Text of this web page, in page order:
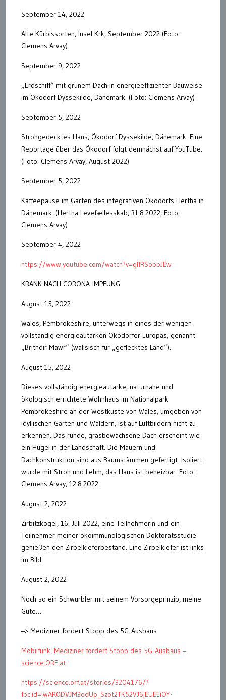
September 14, 2022
Alte Kürbissorten, Insel Krk, September 2022 (Foto:
Clemens Arvay)
September 9, 2022
„Erdschiff“ mit grünem Dach in energieeffizienter Bauweise
im Ökodorf Dyssekilde, Dänemark. (Foto: Clemens Arvay)
September 5, 2022
Strohgedecktes Haus, Ökodorf Dyssekilde, Dänemark. Eine
Reportage über das Ökodorf folgt demnächst auf YouTube.
(Foto: Clemens Arvay, August 2022)
September 5, 2022
Kaffeepause im Garten des integrativen Ökodorfs Hertha in
Dänemark. (Hertha Levefællesskab, 31.8.2022, Foto:
Clemens Arvay).
September 4, 2022
https://www.youtube.com/watch?v=gIfRSobbJEw
KRANK NACH CORONA-IMPFUNG
August 15, 2022
Wales, Pembrokeshire, unterwegs in eines der wenigen
vollständig energieautarken Ökodörfer Europas, genannt
„Brithdir Mawr“ (walisisch für „geflecktes Land“).
August 15, 2022
Dieses vollständig energieautarke, naturnahe und
ökologisch errichtete Wohnhaus im Nationalpark
Pembrokeshire an der Westküste von Wales, umgeben von
idyllischen Gärten und Wäldern, ist auf Luftbildern nicht zu
erkennen. Das runde, grasbewachsene Dach erscheint wie
ein Hügel in der Landschaft. Die Mauern und
Dachkonstruktion sind aus Baumstämmen gefertigt. Isoliert
wurde mit Stroh und Lehm, das Haus ist beheizbar. Foto:
Clemens Arvay, 12.8.2022.
August 2, 2022
Zirbitzkogel, 16. Juli 2022, eine Teilnehmerin und ein
Teilnehmer meiner ökoimmunologischen Doktoratsstudie
genießen den Zirbelkieferbestand. Eine Zirbelkiefer ist links
im Bild.
August 2, 2022
Noch so ein Schwurbler mit seinem Vorsorgeprinzip, meine
Güte…
–> Mediziner fordert Stopp des 5G-Ausbaus
Mobilfunk: Mediziner fordert Stopp des 5G-Ausbaus –
science.ORF.at
https://science.orf.at/stories/3204176/?
fbclid=IwAR0DVJM3odUp_Szot2TK52VJ6jEUEEiOY-